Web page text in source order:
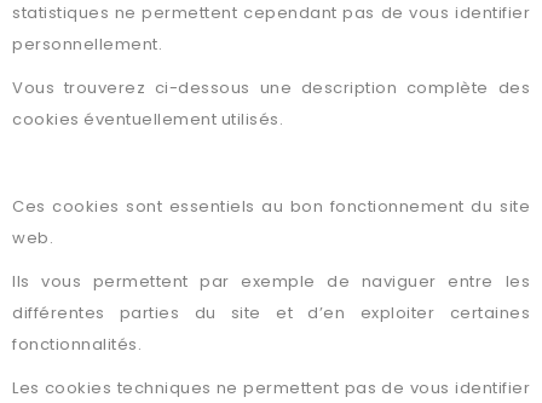
statistiques ne permettent cependant pas de vous identifier
personnellement.
Vous trouverez ci-dessous une description complète des
cookies éventuellement utilisés.
Ces cookies sont essentiels au bon fonctionnement du site
web.
Ils vous permettent par exemple de naviguer entre les
différentes parties du site et d’en exploiter certaines
fonctionnalités.
Les cookies techniques ne permettent pas de vous identifier